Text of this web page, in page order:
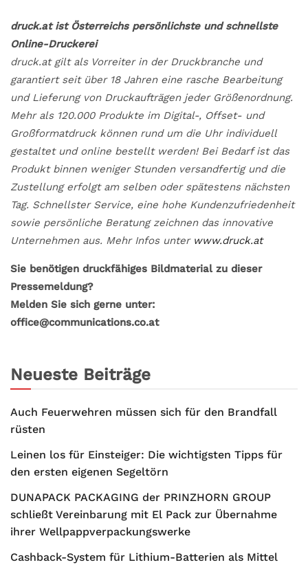
druck.at ist Österreichs persönlichste und schnellste
Online-Druckerei
druck.at gilt als Vorreiter in der Druckbranche und
garantiert seit über 18 Jahren eine rasche Bearbeitung
und Lieferung von Druckaufträgen jeder Größenordnung.
Mehr als 120.000 Produkte im Digital-, Offset- und
Großformatdruck können rund um die Uhr individuell
gestaltet und online bestellt werden! Bei Bedarf ist das
Produkt binnen weniger Stunden versandfertig und die
Zustellung erfolgt am selben oder spätestens nächsten
Tag. Schnellster Service, eine hohe Kundenzufriedenheit
sowie persönliche Beratung zeichnen das innovative
Unternehmen aus. Mehr Infos unter www.druck.at
Sie benötigen druckfähiges Bildmaterial zu dieser
Pressemeldung?
Melden Sie sich gerne unter:
office@communications.co.at
Neueste Beiträge
Auch Feuerwehren müssen sich für den Brandfall
rüsten
Leinen los für Einsteiger: Die wichtigsten Tipps für
den ersten eigenen Segeltörn
DUNAPACK PACKAGING der PRINZHORN GROUP
schließt Vereinbarung mit El Pack zur Übernahme
ihrer Wellpappverpackungswerke
Cashback-System für Lithium-Batterien als Mittel